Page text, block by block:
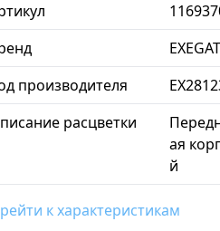
производителя
расцветки
ая
й
к характеристикам